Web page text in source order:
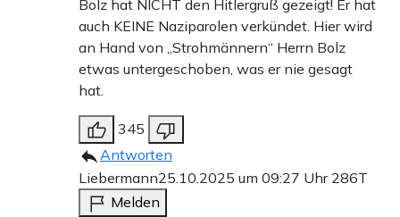
Bolz hat NICHT den Hitlergruß gezeigt! Er hat
auch KEINE Naziparolen verkündet. Hier wird
an Hand von „Strohmännern“ Herrn Bolz
etwas untergeschoben, was er nie gesagt
hat.
345
Antworten
Liebermann25.10.2025 um 09:27 Uhr 286T
Melden